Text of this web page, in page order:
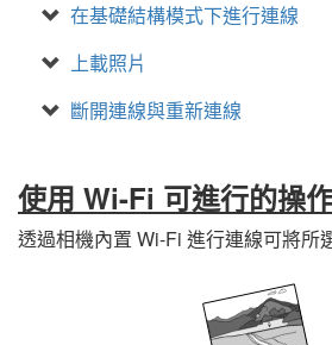
在基礎結構模式下進行連線
上載照片
斷開連線與重新連線
使用 Wi-Fi 可進行的操
透過相機內置 Wi-Fi 進行連線可將所